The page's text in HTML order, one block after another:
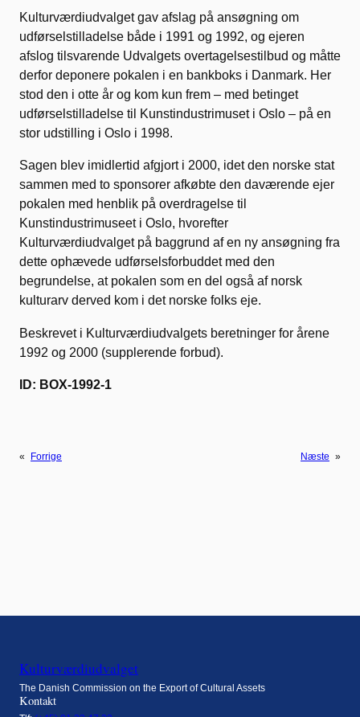
Kulturværdiudvalget gav afslag på ansøgning om
udførselstilladelse både i 1991 og 1992, og ejeren
afslog tilsvarende Udvalgets overtagelsestilbud og måtte
derfor deponere pokalen i en bankboks i Danmark. Her
stod den i otte år og kom kun frem – med betinget
udførselstilladelse til Kunstindustrimuset i Oslo – på en
stor udstilling i Oslo i 1998.
Sagen blev imidlertid afgjort i 2000, idet den norske stat
sammen med to sponsorer afkøbte den daværende ejer
pokalen med henblik på overdragelse til
Kunstindustrimuseet i Oslo, hvorefter
Kulturværdiudvalget på baggrund af en ny ansøgning fra
dette ophævede udførselsforbuddet med den
begrundelse, at pokalen som en del også af norsk
kulturarv derved kom i det norske folks eje.
Beskrevet i Kulturværdiudvalgets beretninger for årene
1992 og 2000 (supplerende forbud).
ID: BOX-1992-1
« Forrige Næste »
Kulturværdiudvalget
The Danish Commission on the Export of Cultural Assets
Kontakt